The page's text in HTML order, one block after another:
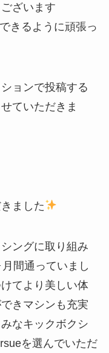
ざいます
きるように頑張っ
ョンで投稿する
ていただきま
ました
ングに取り組み
間通っていまし
てより美しい体
きマシンも充実
なキックボクシ
を選んでいただ